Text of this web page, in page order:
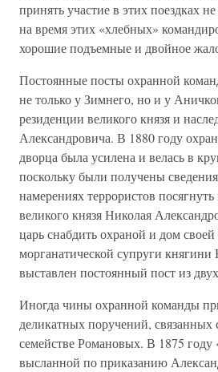
принять участие в этих поездках
на время этих «хлебных»
хорошие подъемные и двойное
Постоянные посты охранной
не только у Зимнего, но и у
резиденции великого князя и
Александровича. В 1880 году
дворца была усилена и велась в
поскольку были получены
намерениях террористов
великого князя Николая
царь снабдить охраной и дом
морганатической супруги
выставлен постоянный пост из
Иногда чины охранной команды
деликатных поручений, связанных
семействе Романовых. В 1875 году
высланной по приказанию